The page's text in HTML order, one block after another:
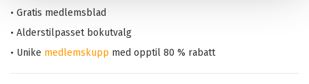
• Gratis medlemsblad
• Alderstilpasset bokutvalg
• Unike medlemskupp med opptil 80 % rabatt